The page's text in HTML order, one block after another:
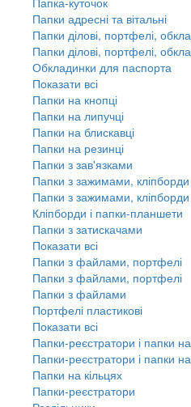
Папки адресні та вітальні
Папки ділові, портфелі,
Папки ділові, портфелі,
Обкладинки для паспорта
Показати всі
Папки на кнопці
Папки на липучці
Папки на блискавці
Папки на резинці
Папки з зав'язками
Папки з зажимами, кліпборди
Папки з зажимами, кліпборди
Кліпборди і папки-планшети
Папки з затискачами
Показати всі
Папки з файлами, портфелі
Папки з файлами, портфелі
Папки з файлами
Портфелі пластикові
Показати всі
Папки-реєстратори і папки
Папки-реєстратори і папки
Папки на кільцях
Папки-реєстратори